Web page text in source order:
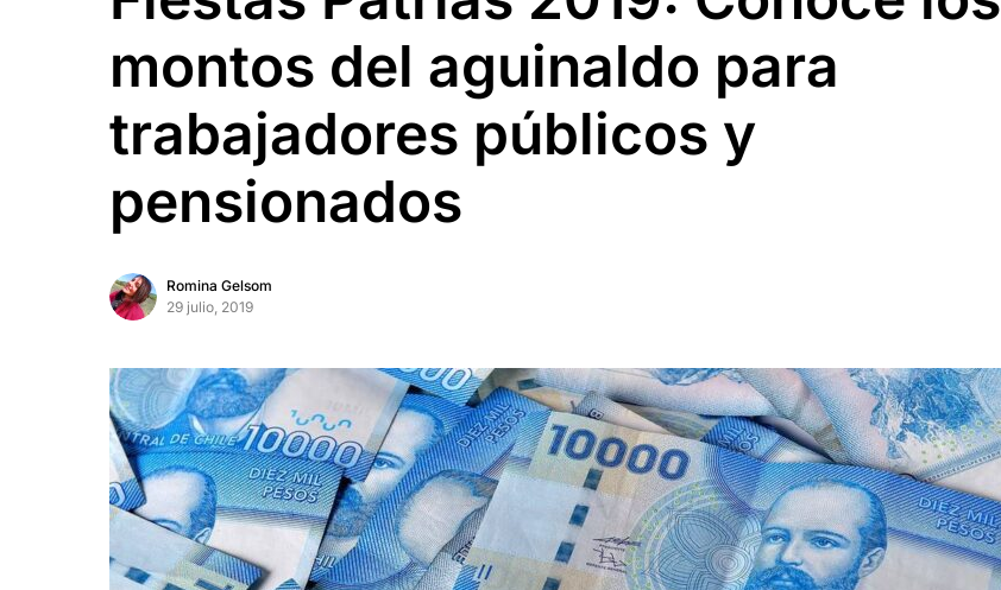
montos del aguinaldo para
trabajadores públicos y
pensionados
Romina Gelsom
29 julio, 2019